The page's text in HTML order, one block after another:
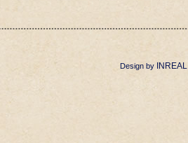
Design by INREAL